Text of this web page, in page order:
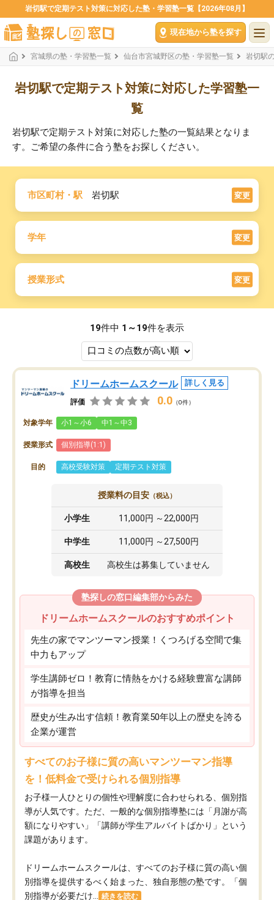
岩切駅で定期テスト対策に対応した塾・学習塾一覧【2026年08月】
現在地から塾を探す
宮城県の塾・学習塾一覧 仙台市宮城野区の塾・学習塾一覧 岩切駅
岩切駅で定期テスト対策に対応した学習塾一
覧
岩切駅で定期テスト対策に対応した塾の一覧結果となりま
す。ご希望の条件に合う塾をお探しください。
市区町村・駅 岩切駅 変更
学年 変更
授業形式 変更
19件中 1～19件を表示
ドリームホームスクール 詳しく見る
評価 0.0 （0件）
対象学年 小1～小6 中1～中3
授業形式 個別指導(1:1)
目的 高校受験対策 定期テスト対策
授業料の目安 （税込）
小学生 11,000円 ～22,000円
中学生 11,000円 ～27,500円
高校生 高校生は募集していません
塾探しの窓口編集部からみた
ドリームホームスクールのおすすめポイント
先生の家でマンツーマン授業！くつろげる空間で集
中力もアップ
学生講師ゼロ！教育に情熱をかける経験豊富な講師
が指導を担当
歴史が生み出す信頼！教育業50年以上の歴史を誇る
企業が運営
すべてのお子様に質の高いマンツーマン指導
を！低料金で受けられる個別指導
お子様一人ひとりの個性や理解度に合わせられる、個別指
導が人気です。ただ、一般的な個別指導塾には「月謝が高
額になりやすい」「講師が学生アルバイトばかり」という
課題があります。
ドリームホームスクールは、すべてのお子様に質の高い個
別指導を提供するべく始まった、独自形態の塾です。「個
別指導が必要だけ...
続きを読む